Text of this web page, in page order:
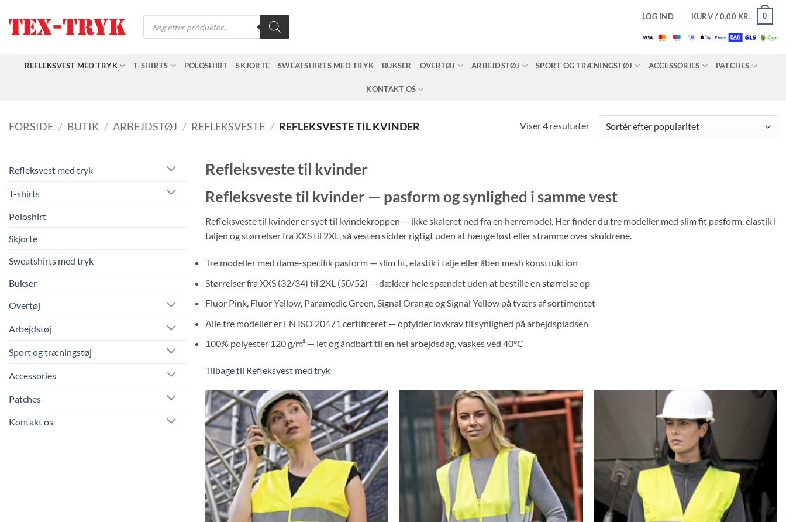
indhold
Products
search
LOG IND KURV / 0.00 KR. 0
REFLEKSVEST MED TRYK T-SHIRTS POLOSHIRT SKJORTE SWEATSHIRTS MED TRYK BUKSER OVERTØJ ARBEJDSTØJ SPORT OG TRÆNINGSTØJ ACCESSORIES PATCHES
KONTAKT OS
FORSIDE / BUTIK / ARBEJDSTØJ / REFLEKSVESTE / REFLEKSVESTE TIL KVINDER Viser 4 resultaterSorteret
efter
Refleksvest med tryk
T-shirts
Poloshirt
Skjorte
Sweatshirts med tryk
Bukser
Overtøj
Arbejdstøj
Sport og træningstøj
Accessories
Patches
Kontakt os
Refleksveste til kvinder
Refleksveste til kvinder — pasform og synlighed i samme vest
Refleksveste til kvinder er syet til kvindekroppen — ikke skaleret ned fra en herremodel. Her finder du tre modeller med slim fit pasform, elastik i
taljen og størrelser fra XXS til 2XL, så vesten sidder rigtigt uden at hænge løst eller stramme over skuldrene.
Tre modeller med dame-specifik pasform — slim fit, elastik i talje eller åben mesh konstruktion
Størrelser fra XXS (32/34) til 2XL (50/52) — dækker hele spændet uden at bestille en størrelse op
Fluor Pink, Fluor Yellow, Paramedic Green, Signal Orange og Signal Yellow på tværs af sortimentet
Alle tre modeller er EN ISO 20471 certificeret — opfylder lovkrav til synlighed på arbejdspladsen
100% polyester 120 g/m² — let og åndbart til en hel arbejdsdag, vaskes ved 40°C
Tilbage til Refleksvest med tryk